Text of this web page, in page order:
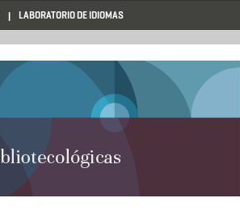
LABORATORIO DE IDIOMAS